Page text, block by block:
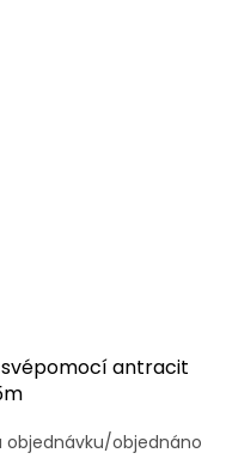
antracit
objednávku/objednáno